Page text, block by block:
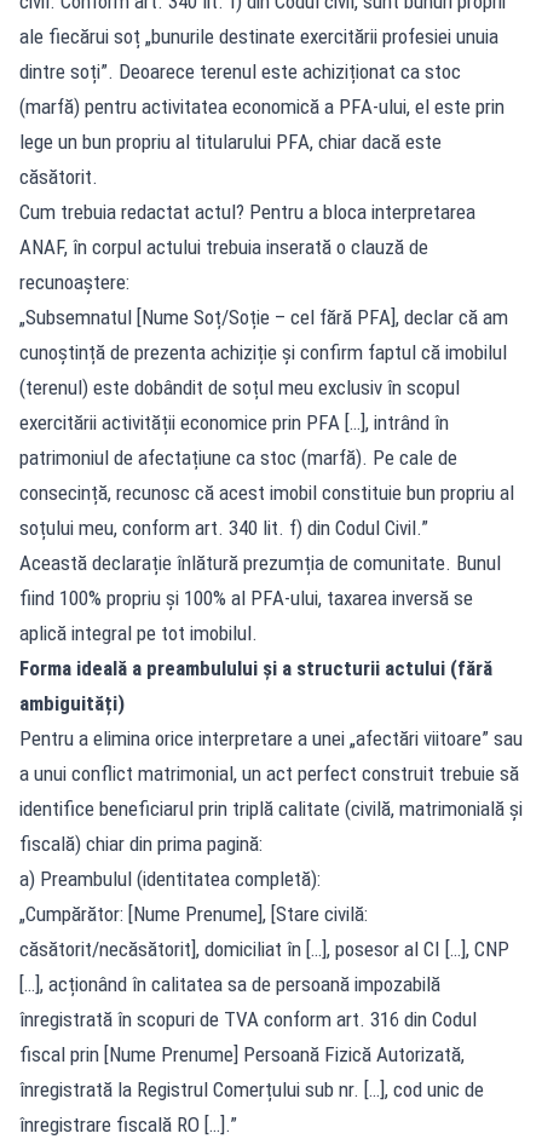
ale fiecărui soț „bunurile destinate exercitării profesiei unuia
dintre soți”. Deoarece terenul este achiziționat ca stoc
(marfă) pentru activitatea economică a PFA-ului, el este prin
lege un bun propriu al titularului PFA, chiar dacă este
căsătorit.
Cum trebuia redactat actul? Pentru a bloca interpretarea
ANAF, în corpul actului trebuia inserată o clauză de
recunoaștere:
„Subsemnatul [Nume Soț/Soție – cel fără PFA], declar că am
cunoștință de prezenta achiziție și confirm faptul că imobilul
(terenul) este dobândit de soțul meu exclusiv în scopul
exercitării activității economice prin PFA […], intrând în
patrimoniul de afectațiune ca stoc (marfă). Pe cale de
consecință, recunosc că acest imobil constituie bun propriu al
soțului meu, conform art. 340 lit. f) din Codul Civil.”
Această declarație înlătură prezumția de comunitate. Bunul
fiind 100% propriu și 100% al PFA-ului, taxarea inversă se
aplică integral pe tot imobilul.
Forma ideală a preambulului și a structurii actului (fără
ambiguități)
Pentru a elimina orice interpretare a unei „afectări viitoare” sau
a unui conflict matrimonial, un act perfect construit trebuie să
identifice beneficiarul prin triplă calitate (civilă, matrimonială și
fiscală) chiar din prima pagină:
a) Preambulul (identitatea completă):
„Cumpărător: [Nume Prenume], [Stare civilă:
căsătorit/necăsătorit], domiciliat în […], posesor al CI […], CNP
[…], acționând în calitatea sa de persoană impozabilă
înregistrată în scopuri de TVA conform art. 316 din Codul
fiscal prin [Nume Prenume] Persoană Fizică Autorizată,
înregistrată la Registrul Comerțului sub nr. […], cod unic de
înregistrare fiscală RO […].”